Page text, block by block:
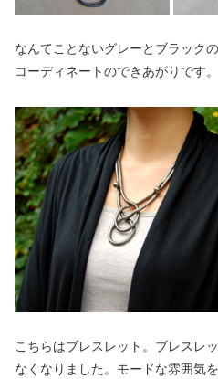
なんてことないグレーとブラック
コーディネートのできあがりです。
こちらはブレスレット。ブレスレ
なくなりました。モードな雰囲気